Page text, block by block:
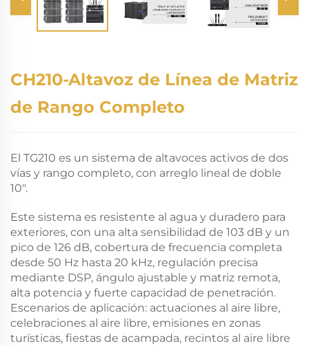
CH210-Altavoz de Línea de Matriz
de Rango Completo
El TG210 es un sistema de altavoces activos de dos
vías y rango completo, con arreglo lineal de doble
10".
Este sistema es resistente al agua y duradero para
exteriores, con una alta sensibilidad de 103 dB y un
pico de 126 dB, cobertura de frecuencia completa
desde 50 Hz hasta 20 kHz, regulación precisa
mediante DSP, ángulo ajustable y matriz remota,
alta potencia y fuerte capacidad de penetración.
Escenarios de aplicación: actuaciones al aire libre,
celebraciones al aire libre, emisiones en zonas
turísticas, fiestas de acampada, recintos al aire libre